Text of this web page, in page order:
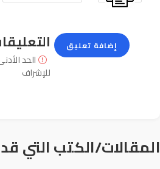
للإشراف
إضافة تعليق
المقالات/الكتب التي